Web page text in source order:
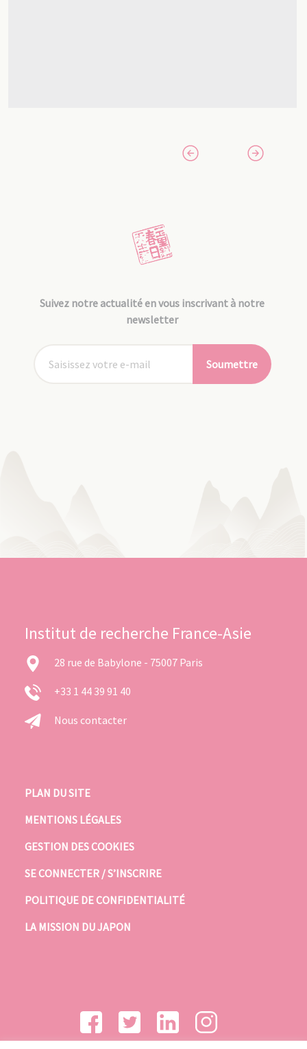
Suivez notre actualité en vous inscrivant à notre
newsletter
Soumettre
Institut de recherche France-Asie
28 rue de Babylone - 75007 Paris
+33 1 44 39 91 40
Nous contacter
PLAN DU SITE
MENTIONS LÉGALES
GESTION DES COOKIES
SE CONNECTER / S’INSCRIRE
POLITIQUE DE CONFIDENTIALITÉ
LA MISSION DU JAPON